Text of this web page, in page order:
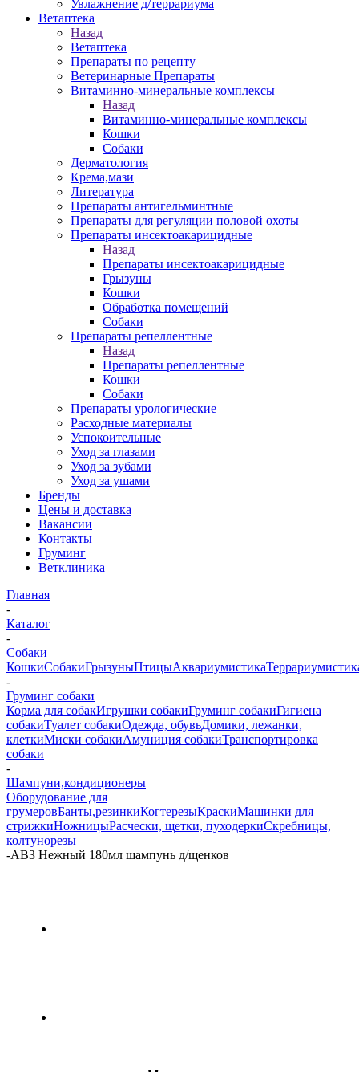
Увлажнение д/террариума
Ветаптека
Назад
Ветаптека
Препараты по рецепту
Ветеринарные Препараты
Витаминно-минеральные комплексы
Назад
Витаминно-минеральные комплексы
Кошки
Собаки
Дерматология
Крема,мази
Литература
Препараты антигельминтные
Препараты для регуляции половой охоты
Препараты инсектоакарицидные
Назад
Препараты инсектоакарицидные
Грызуны
Кошки
Обработка помещений
Собаки
Препараты репеллентные
Назад
Препараты репеллентные
Кошки
Собаки
Препараты урологические
Расходные материалы
Успокоительные
Уход за глазами
Уход за зубами
Уход за ушами
Бренды
Цены и доставка
Вакансии
Контакты
Груминг
Ветклиника
Главная
-
Каталог
-
Собаки
КошкиСобакиГрызуныПтицыАквариумистика
-
Груминг собаки
Корма для собакИгрушки собакиГруминг собакиГигиена
собакиТуалет собакиОдежда, обувьДомики, лежанки,
клеткиМиски собакиАмуниция собакиТранспортировка
собаки
-
Шампуни,кондиционеры
Оборудование для
грумеровБанты,резинкиКогтерезыКраскиМашинки для
стрижкиНожницыРасчески, щетки, пуходеркиСкребницы,
колтунорезы
-АВЗ Нежный 180мл шампунь д/щенков